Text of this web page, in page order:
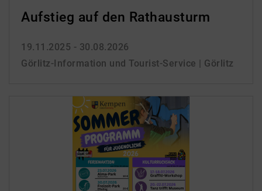
Aufstieg auf den Rathausturm
19.11.2025 - 30.08.2026
Görlitz-Information und Tourist-Service | Görlitz